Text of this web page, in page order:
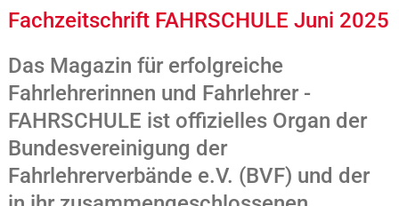
Fachzeitschrift FAHRSCHULE Juni 2025
Das Magazin für erfolgreiche
Fahrlehrerinnen und Fahrlehrer -
FAHRSCHULE ist offizielles Organ der
Bundesvereinigung der
Fahrlehrerverbände e.V. (BVF) und der